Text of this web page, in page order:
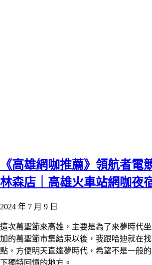
《高雄網咖推薦》領航者電
林森店｜高雄火車站網咖夜
2024 年 7 月 9 日
這次萬聖節來高雄，主要是為了來夢時代
加的萬聖節市集結束以後，我跟哈迪就在
點，方便明天直達夢時代，希望不是一般
下獨特回憶的地方。